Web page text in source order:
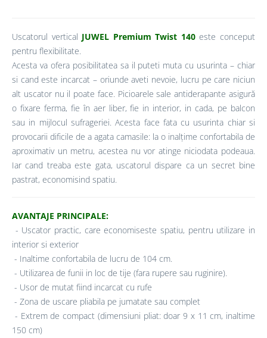
Uscatorul vertical JUWEL Premium Twist 140este conceput
pentru flexibilitate.
Acesta va ofera posibilitatea sa il puteti muta cu usurinta – chiar
si cand este incarcat – oriunde aveti nevoie, lucru pe care niciun
alt uscator nu il poate face. Picioarele sale antiderapante asigură
o fixare ferma, fie în aer liber, fie in interior, in cada, pe balcon
sau in mijlocul sufrageriei. Acesta face fata cu usurinta chiar si
provocarii dificile de a agata camasile: la o inalțime confortabila de
aproximativ un metru, acestea nu vor atinge niciodata podeaua.
Iar cand treaba este gata, uscatorul dispare ca un secret bine
pastrat, economisind spatiu.
AVANTAJE PRINCIPALE:
- Uscator practic, care economiseste spatiu, pentru utilizare in
interior si exterior
- Inaltime confortabila de lucru de 104 cm.
- Utilizarea de funii in loc de tije (fara rupere sau ruginire).
- Usor de mutat fiind incarcat cu rufe
- Zona de uscare pliabila pe jumatate sau complet
- Extrem de compact (dimensiuni pliat: doar 9 x 11 cm, inaltime
150 cm)